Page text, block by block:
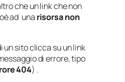
che un link che non
ad una risorsa non
sito clicca su un link
di errore, tipo
404) .